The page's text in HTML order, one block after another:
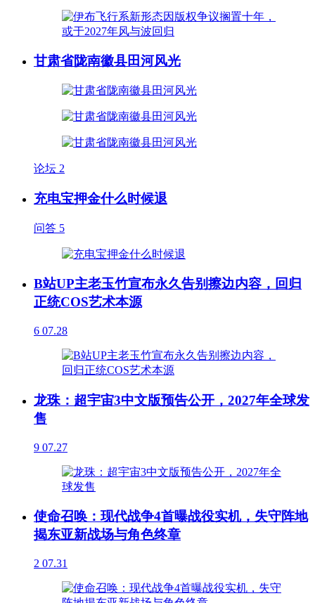
甘肃省陇南徽县田河风光
论坛 2
充电宝押金什么时候退
问答 5
B站UP主老玉竹宣布永久告别擦边内容，回归
正统COS艺术本源
6 07.28
龙珠：超宇宙3中文版预告公开，2027年全球发
售
9 07.27
使命召唤：现代战争4首曝战役实机，失守阵地
揭东亚新战场与角色终章
2 07.31